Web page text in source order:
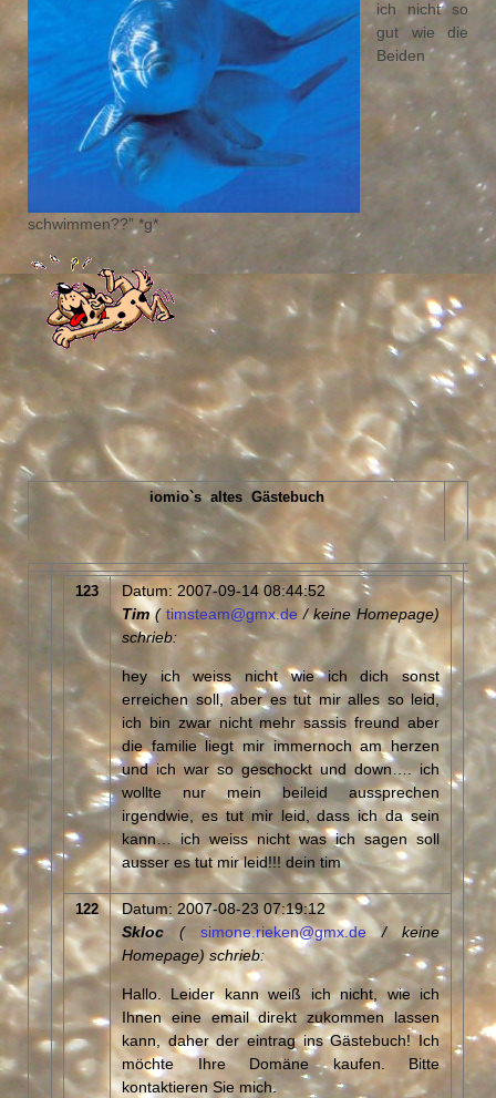
ich nicht so
gut wie die
Beiden
schwimmen??” *g*
iomio`s altes Gästebuch
123
Datum: 2007-09-14 08:44:52
Tim( timsteam@gmx.de / keine Homepage)
schrieb:
hey ich weiss nicht wie ich dich sonst
erreichen soll, aber es tut mir alles so leid,
ich bin zwar nicht mehr sassis freund aber
die familie liegt mir immernoch am herzen
und ich war so geschockt und down…. ich
wollte nur mein beileid aussprechen
irgendwie, es tut mir leid, dass ich da sein
kann… ich weiss nicht was ich sagen soll
ausser es tut mir leid!!! dein tim
122
Datum: 2007-08-23 07:19:12
Skloc ( simone.rieken@gmx.de / keine
Homepage) schrieb:
Hallo. Leider kann weiß ich nicht, wie ich
Ihnen eine email direkt zukommen lassen
kann, daher der eintrag ins Gästebuch! Ich
möchte Ihre Domäne kaufen. Bitte
kontaktieren Sie mich.